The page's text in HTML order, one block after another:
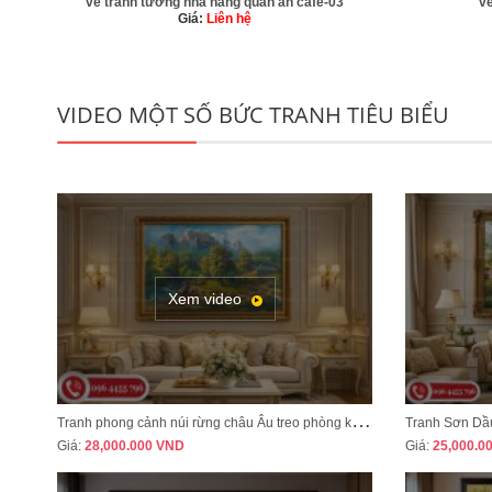
Giá: Liên hệ
VIDEO MỘT SỐ BỨC TRANH TIÊU BIỂU
Xem video
T
ranh phong cảnh núi rừng châu Âu treo phòng khách tân cổ điển sang trọng MÃ CD03
Giá: 28,000.000 VND Giá: